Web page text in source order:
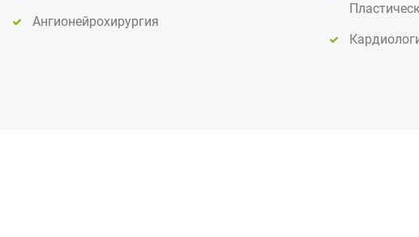
Ангионейрохирургия